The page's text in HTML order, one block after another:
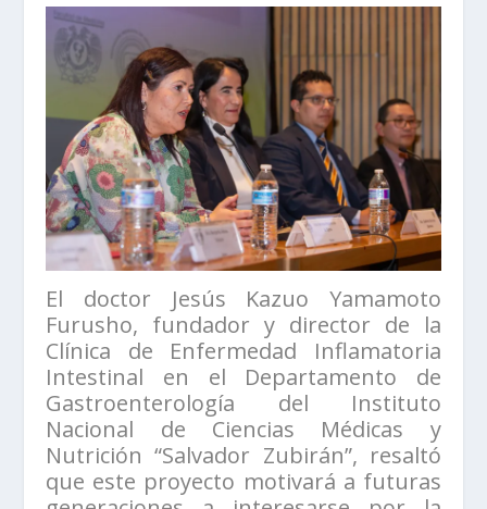
El doctor Jesús Kazuo Yamamoto
Furusho, fundador y director de la
Clínica de Enfermedad Inflamatoria
Intestinal en el Departamento de
Gastroenterología del Instituto
Nacional de Ciencias Médicas y
Nutrición “Salvador Zubirán”, resaltó
que este proyecto motivará a futuras